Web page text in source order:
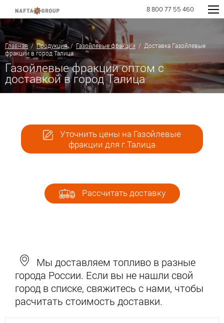
8 800 77 55 460
Главная /Продукция/ Газойлевые фракции / Доставка Газойлевые
фракции в город Талица
Газойлевые фракции оптом с
доставкой в город Талица
Уточнить цены на Газойлевые
фракции для г.Талица
Рассчитать доставку
Мы доставляем топливо в разные
города России. Если вы не нашли свой
город в списке, свяжитесь с нами, чтобы
расчитать стоимость доставки.